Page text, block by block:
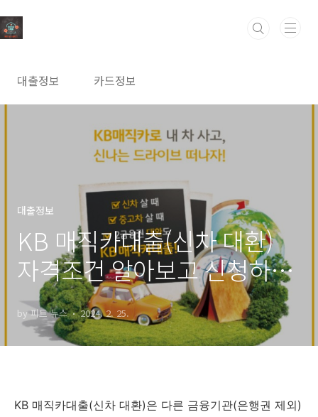
대출정보 카드정보
대출정보
KB 매직카대출(신차 대환)
자격조건 알아보고 신청하기
(최고 6천만원까지)
by 피트 뉴스 2024. 2. 25.
KB 매직카대출(신차 대환)은 다른 금융기관(은행권 제외)